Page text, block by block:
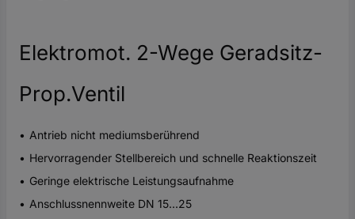
Elektromot. 2-Wege Geradsitz-
Prop.Ventil
Antrieb nicht mediumsberührend
Hervorragender Stellbereich und schnelle Reaktionszeit
Geringe elektrische Leistungsaufnahme
Anschlussnennweite DN 15...25